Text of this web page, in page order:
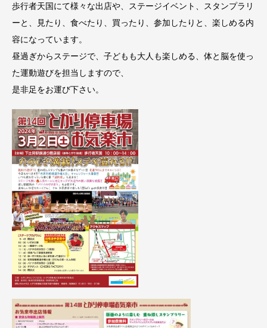
歩行者天国にて様々な出店や、ステージイベント、スタンプラリ
ーと、見たり、食べたり、買ったり、参加したりと、楽しめる内
容になっています。
昼過ぎからステージで、子どもも大人も楽しめる、体と脳を使っ
た運動遊びを担当しますので、
是非足をお運び下さい。